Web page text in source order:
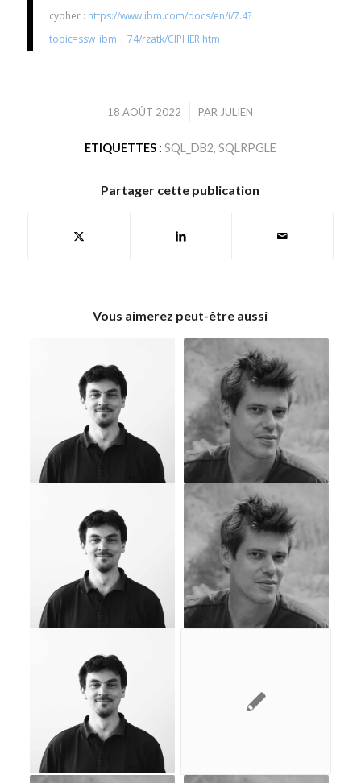
cypher : https://www.ibm.com/docs/en/i/7.4?
topic=ssw_ibm_i_74/rzatk/CIPHER.htm
18 AOÛT 2022
/ PAR JULIEN
ETIQUETTES : SQL_DB2, SQLRPGLE
Partager cette publication
Vous aimerez peut-être aussi